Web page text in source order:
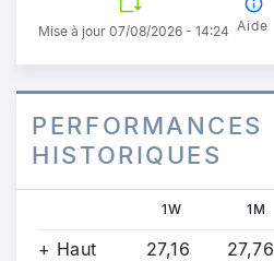
Mise à jour 07/08/2026 - 14:24 Aide
PERFORMANCES
HISTORIQUES
1W 1M
+ Haut 27,16 27,76